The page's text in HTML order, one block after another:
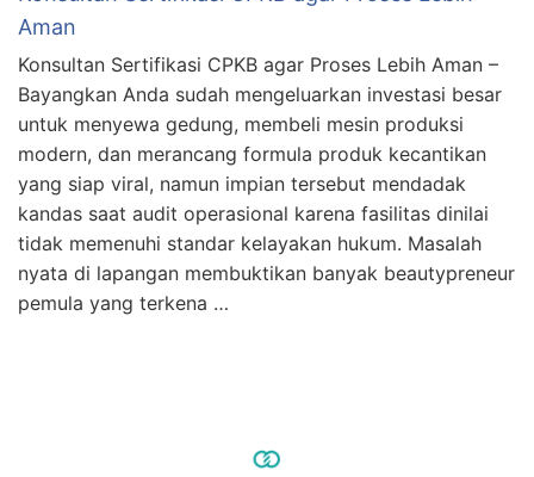
Aman
Konsultan Sertifikasi CPKB agar Proses Lebih Aman –
Bayangkan Anda sudah mengeluarkan investasi besar
untuk menyewa gedung, membeli mesin produksi
modern, dan merancang formula produk kecantikan
yang siap viral, namun impian tersebut mendadak
kandas saat audit operasional karena fasilitas dinilai
tidak memenuhi standar kelayakan hukum. Masalah
nyata di lapangan membuktikan banyak beautypreneur
pemula yang terkena …